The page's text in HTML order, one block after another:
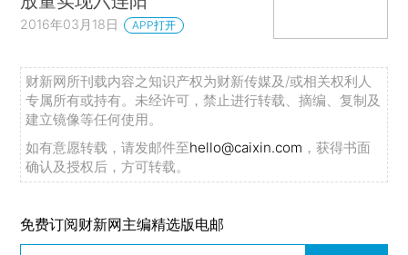
2016年03月18日 APP打开
财新网所刊载内容之知识产权为财新传媒及/或相关权利人
专属所有或持有。未经许可，禁止进行转载、摘编、复制及
建立镜像等任何使用。
如有意愿转载，请发邮件至hello@caixin.com ，获得书面
确认及授权后，方可转载。
免费订阅财新网主编精选版电邮